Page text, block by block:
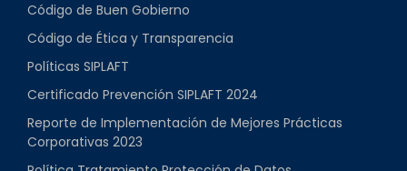
Código de Buen Gobierno
Código de Ética y Transparencia
Políticas SIPLAFT
Certificado Prevención SIPLAFT 2024
Reporte de Implementación de Mejores Prácticas
Corporativas 2023